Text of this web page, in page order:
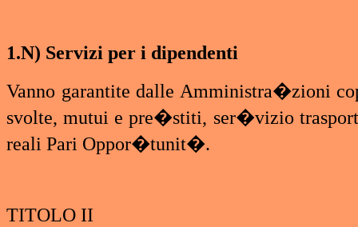
1.N) Servizi per i dipendenti
Vanno garantite dalle Amministra�zioni
svolte, mutui e pre�stiti, ser�vizio
reali Pari Oppor�tunit�.
TITOLO II